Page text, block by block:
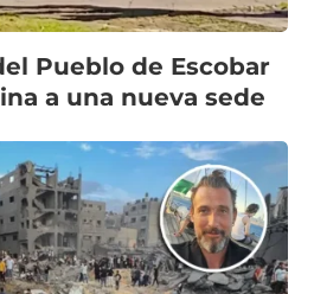
Pueblo de Escobar
a una nueva sede